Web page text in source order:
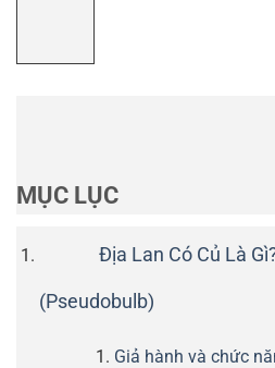
MỤC LỤC
Địa Lan Có Củ Là
(Pseudobulb)
Giả hành và chức